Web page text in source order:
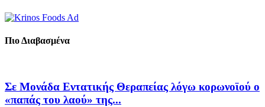
Πιο Διαβασμένα
Σε Μονάδα Εντατικής Θεραπείας λόγω κορωνοϊού ο
«παπάς του λαού» της...